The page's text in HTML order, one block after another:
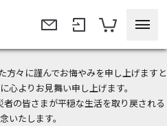
方々に謹んでお悔やみを申し上げますと
心よりお見舞い申し上げます。
の皆さまが平穏な生活を取り戻される
いたします。
クーポンプレゼント！